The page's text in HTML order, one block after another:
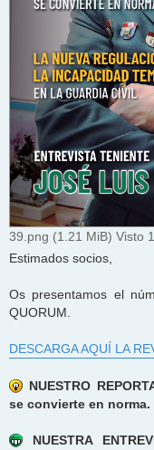
39.png (1.21 MiB) Visto
Estimados socios,
Os presentamos el
QUORUM.
DESCARGA AQUÍ LA
NUESTRO
se convierte en norma.
NUESTRA